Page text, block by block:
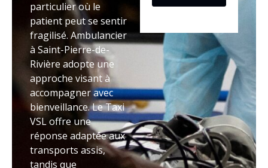
particulier où le
patient peut se sentir
fragilisé. Ambulancier
à Saint-Pierre-de-
Rivière adopte une
approche visant à
accompagner avec
bienveillance. Le Taxi
VSL offre une
réponse adaptée aux
transports assis,
tandis que